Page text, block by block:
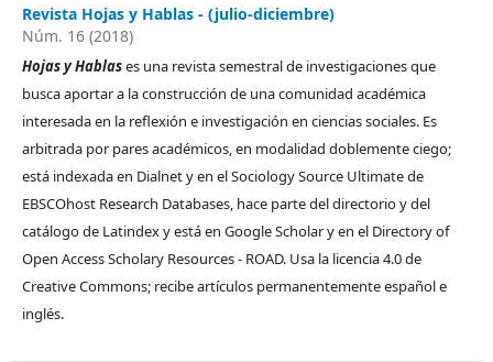
Revista Hojas y Hablas - (julio-diciembre)
Núm. 16 (2018)
Hojas y Hablases una revista semestral de investigaciones que
busca aportar a la construcción de una comunidad académica
interesada en la reflexión e investigación en ciencias sociales. Es
arbitrada por pares académicos, en modalidad doblemente ciego;
está indexada en Dialnet y en el Sociology Source Ultimate de
EBSCOhost Research Databases, hace parte del directorio y del
catálogo de Latindex y está en Google Scholar y en el Directory of
Open Access Scholary Resources - ROAD. Usa la licencia 4.0 de
Creative Commons; recibe artículos permanentemente español e
inglés.